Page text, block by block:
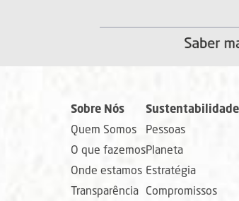
O que fazemos
Onde estamos
Transparência
Planeta
Estratégia
Compromissos
Indicadores